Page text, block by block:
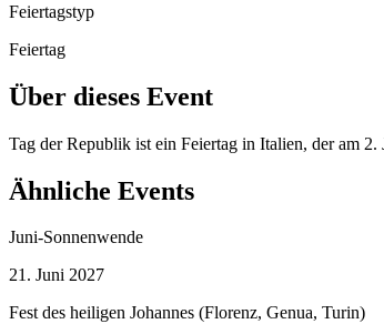
Feiertagstyp
Feiertag
Über dieses Event
Tag der Republik ist ein Feiertag in Italien, der am
Ähnliche Events
Juni-Sonnenwende
21. Juni 2027
Fest des heiligen Johannes (Florenz, Genua, Turin)